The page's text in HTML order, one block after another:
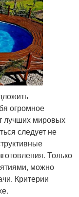
огромное
лучших мировых
следует не
Только
можно
Критерии